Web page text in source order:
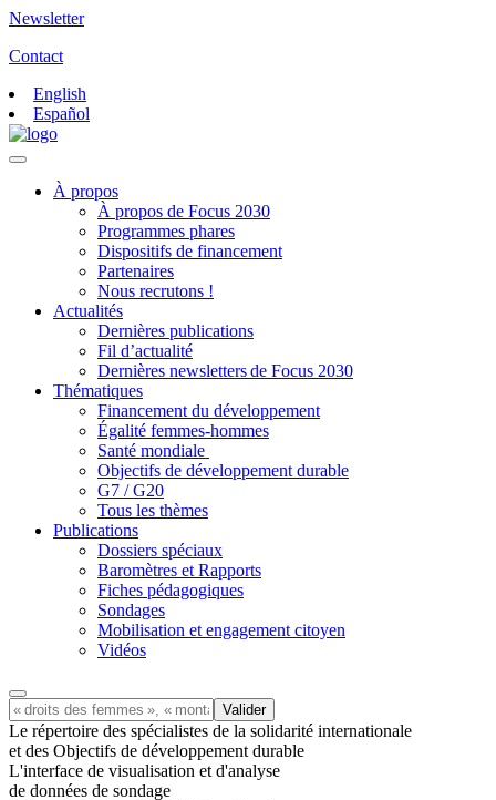
Newsletter
Contact
English
Español
À propos
À propos de Focus 2030
Programmes phares
Dispositifs de financement
Partenaires
Nous recrutons !
Actualités
Dernières publications
Fil d’actualité
Dernières newsletters de Focus 2030
Thématiques
Financement du développement
Égalité femmes-hommes
Santé mondiale
Objectifs de développement durable
G7 / G20
Tous les thèmes
Publications
Dossiers spéciaux
Baromètres et Rapports
Fiches pédagogiques
Sondages
Mobilisation et engagement citoyen
Vidéos
Le répertoire des spécialistes de la solidarité internationale
et des Objectifs de développement durable
L'interface de visualisation et d'analyse
de données de sondage